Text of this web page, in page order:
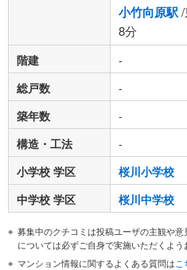
小竹向原駅
8分
階建
-
総戸数
-
築年数
-
構造・工法
-
小学校 学区
桜川小学校
中学校 学区
桜川中学校
募集中のクチコミは投稿ユーザの主観や
については必ずご自身で実施いただくよう
マンション情報に関するよくある質問はこ